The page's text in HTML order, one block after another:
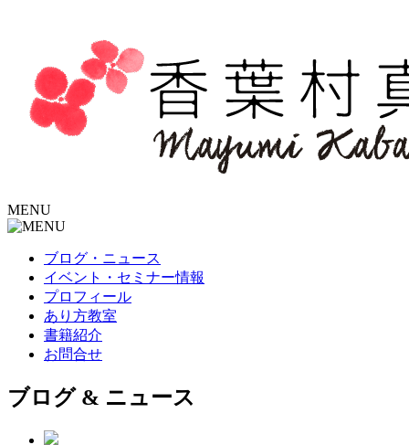
MENU
ブログ・ニュース
イベント・セミナー情報
プロフィール
あり方教室
書籍紹介
お問合せ
ブログ & ニュース